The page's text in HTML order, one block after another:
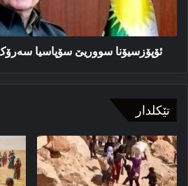
ئۆپۆزسیۆنا سوور‌یێ سۆپاسیا
تێکلدار